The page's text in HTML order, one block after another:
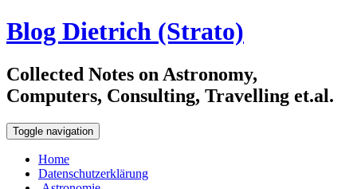
Blog Dietrich (Strato)
Collected Notes on Astronomy,
Computers, Consulting, Travelling et.al.
Toggle navigation
Home
Datenschutzerklärung